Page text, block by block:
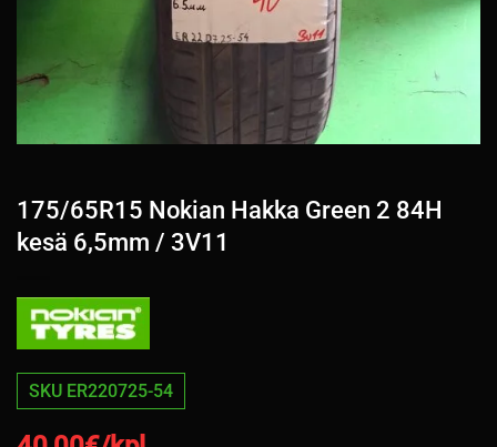
175/65R15 Nokian Hakka Green 2 84H
kesä 6,5mm / 3V11
SKU ER220725-54